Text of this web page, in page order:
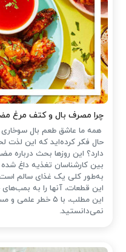
چرا مصرف بال و کتف مرغ
همه ما عاشق طعم بال سوخاری
حال فکر کرده‌اید که این لذت
دارد؟ این روزها بحث درباره
بین کارشناسان تغذیه داغ
به‌طور کلی یک غذای سالم
این قطعات، آنها را به
این مطلب، با ۵
نمی‌دانستید.